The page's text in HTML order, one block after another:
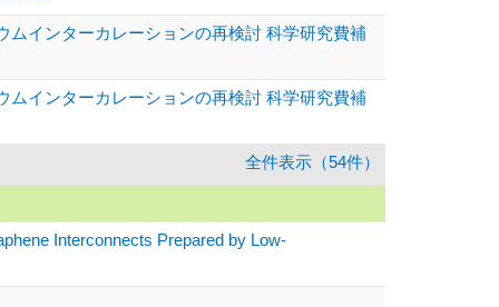
ムインターカレーションの再検討 科学研究費補
ムインターカレーションの再検討 科学研究費補
全件表示（54件）
Interconnects Prepared by Low-